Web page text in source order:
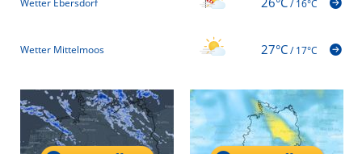
Wetter Ebersdorf /16°C
Wetter Mittelmoos 27°C/17°C